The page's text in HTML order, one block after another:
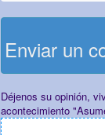
Enviar un
Déjenos su opinión,
acontecimiento